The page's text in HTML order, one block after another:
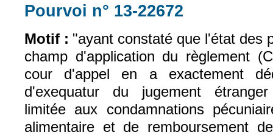
Pourvoi n° 13-22672
Motif : "ayant constaté que l'état des
champ d'application du règlement
cour d'appel en a exactement
d'exequatur du jugement
limitée aux condamnations
alimentaire et de remboursement